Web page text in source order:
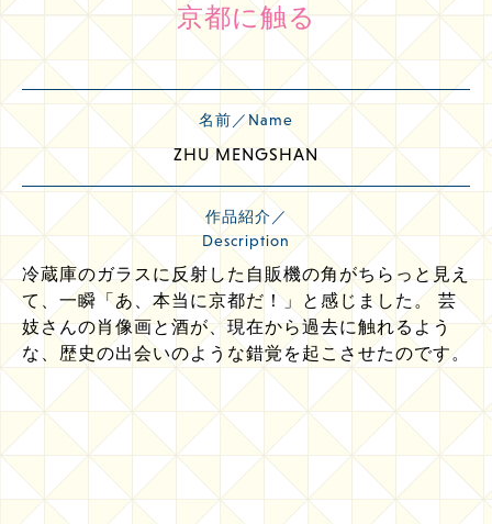
京都に触る
名前／Name
ZHU MENGSHAN
作品紹介／
Description
冷蔵庫のガラスに反射した自販機の角がちらっと見え
て、一瞬「あ、本当に京都だ！」と感じました。 芸
妓さんの肖像画と酒が、現在から過去に触れるよう
な、歴史の出会いのような錯覚を起こさせたのです。